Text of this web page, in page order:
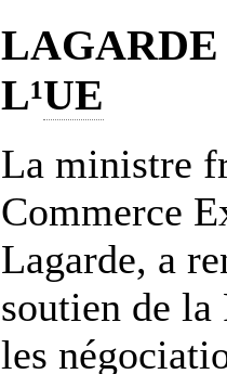
LAGARDE
L¹UE
La ministre
Commerce
Lagarde, a
soutien de la
les